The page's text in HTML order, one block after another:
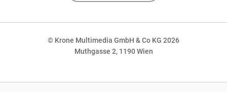
© Krone Multimedia GmbH & Co KG 2026
Muthgasse 2, 1190 Wien
NaN%